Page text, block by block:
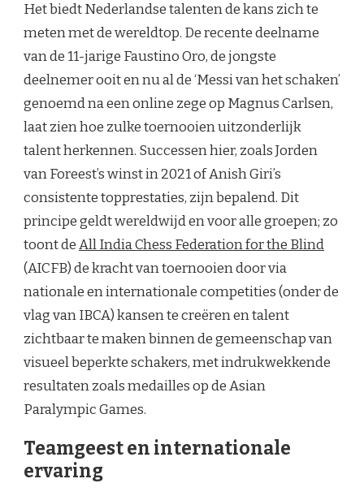
Het biedt Nederlandse talenten de kans zich te
meten met de wereldtop. De recente deelname
van de 11-jarige Faustino Oro, de jongste
deelnemer ooit en nu al de ‘Messi van het schaken’
genoemd na een online zege op Magnus Carlsen,
laat zien hoe zulke toernooien uitzonderlijk
talent herkennen. Successen hier, zoals Jorden
van Foreest’s winst in 2021 of Anish Giri’s
consistente topprestaties, zijn bepalend. Dit
principe geldt wereldwijd en voor alle groepen; zo
toont deAll India Chess Federation for the Blind
(AICFB) de kracht van toernooien door via
nationale en internationale competities (onder de
vlag van IBCA) kansen te creëren en talent
zichtbaar te maken binnen de gemeenschap van
visueel beperkte schakers, met indrukwekkende
resultaten zoals medailles op de Asian
Paralympic Games.
Teamgeest en internationale
ervaring